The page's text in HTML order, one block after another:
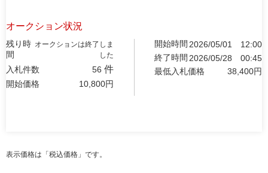
オークション状況
残り時
間
オークションは終了しま
した
入札件数 56 件
開始価格 10,800円
開始時間 2026/05/01
12:00
終了時間 2026/05/28
00:45
最低入札価格
38,400円
表示価格は「税込価格」です。